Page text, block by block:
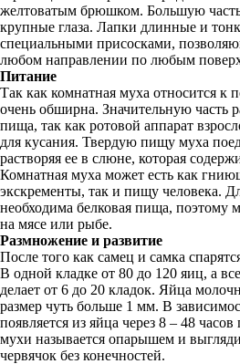
желтоватым брюшком. Большую
крупные глаза. Лапки длинные и
специальными присосками,
любом направлении по любым
Питание
Так как комнатная муха относится к
очень обширна. Значительную часть
пища, так как ротовой аппарат
для кусания. Твердую пищу муха
растворяя ее в слюне, которая
Комнатная муха может есть как
экскременты, так и пищу человека.
необходима белковая пища, поэтому
на мясе или рыбе.
Размножение и развитие
После того как самец и самка
В одной кладке от 80 до 120 яиц, а
делает от 6 до 20 кладок. Яйца
размер чуть больше 1 мм. В
появляется из яйца через 8 – 48
мухи называется опарышем и
червячок без конечностей.